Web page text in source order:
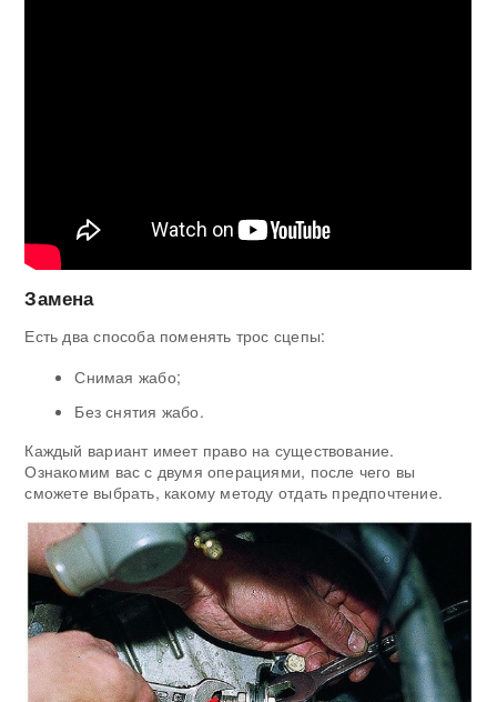
Замена
Есть два способа поменять трос сцепы:
Снимая жабо;
Без снятия жабо.
Каждый вариант имеет право на существование.
Ознакомим вас с двумя операциями, после чего вы
сможете выбрать, какому методу отдать предпочтение.